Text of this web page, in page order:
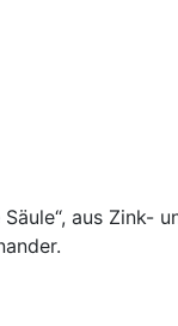
aus Zink-